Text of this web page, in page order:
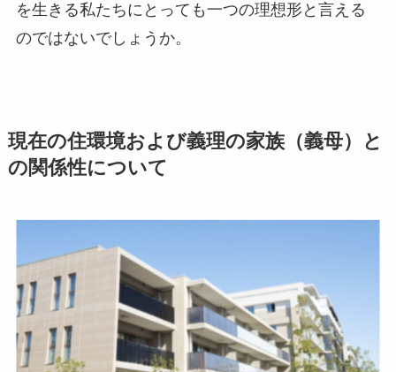
を生きる私たちにとっても一つの理想形と言える
のではないでしょうか。
現在の住環境および義理の家族（義母）と
の関係性について